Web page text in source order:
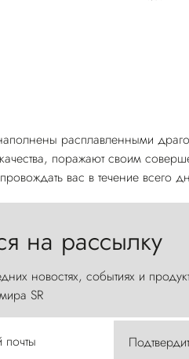
расплавленными
поражают своим
вас в течение всего
на рассылку
новостях, событиях и
мира SR